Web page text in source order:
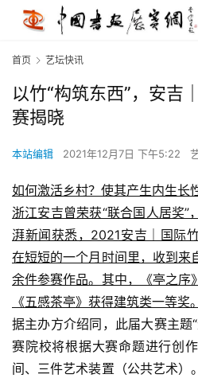
首页 艺坛快讯
以竹“构筑东西”，安吉
赛揭晓
本站编辑 2021年12月7日 下午5:22
如何激活乡村？使其产生内生长
浙江安吉曾荣获“联合国人居奖”
湃新闻获悉，2021安吉｜国际
在短短的一个月时间里，收到来
余件参赛作品。其中，《亭之序
《五感茶亭》获得建筑类一等奖。
据主办方介绍同，此届大赛主题
赛院校将根据大赛命题进行创
间、三件艺术装置（公共艺术）